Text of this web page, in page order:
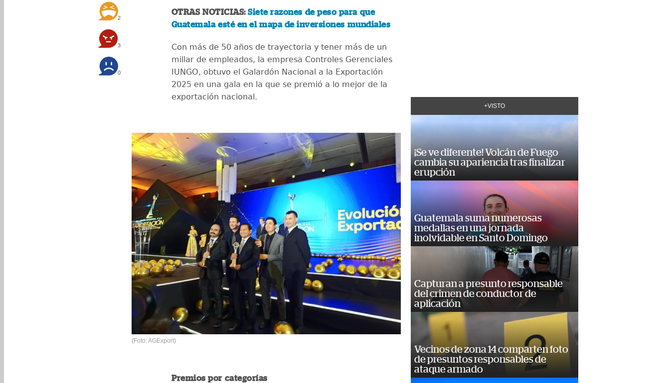
2
3
0
OTRAS NOTICIAS:Siete razones de peso para que
Guatemala esté en el mapa de inversiones mundiales
Con más de 50 años de trayectoria y tener más de un
millar de empleados, la empresa Controles Gerenciales
IUNGO, obtuvo el Galardón Nacional a la Exportación
2025 en una gala en la que se premió a lo mejor de la
exportación nacional.
(Foto: AGExport)
Premios por categorías
+VISTO
¡Se ve diferente! Volcán de Fuego
cambia su apariencia tras finalizar
erupción
Guatemala suma numerosas
medallas en una jornada
inolvidable en Santo Domingo
Capturan a presunto responsable
del crimen de conductor de
aplicación
Vecinos de zona 14 comparten foto
de presuntos responsables de
ataque armado